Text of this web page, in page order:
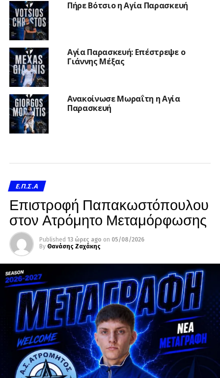
Πήρε Βότσιο η Αγία Παρασκευή
Αγία Παρασκευή: Επέστρεψε ο
Γιάννης Μέξας
Ανακοίνωσε Μωραΐτη η Αγία
Παρασκευή
Ε.Π.Σ.Α
Επιστροφή Παπακωστόπουλου
στον Ατρόμητο Μεταμόρφωσης
Published 13 ώρες ago on 05/08/2026
By Θανάσης Ζαχάκης